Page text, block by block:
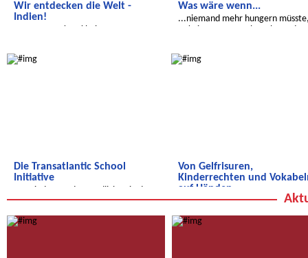
Wir entdecken die Welt -
Indien!
Was wäre wenn...
...niemand mehr hungern
Die Transatlantic School
Initiative
USA und Deutschland!
Von Gelfrisuren,
Kinderrechten und
auf Händen...
Hier kommt unsere neue